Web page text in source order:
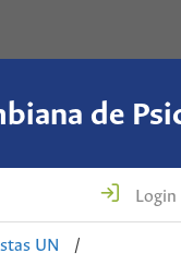
de
Login
UN
/